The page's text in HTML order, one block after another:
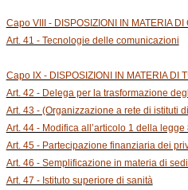
Capo VIII - DISPOSIZIONI IN MATERIA DI
Art. 41 - Tecnologie delle comunicazioni
Capo IX - DISPOSIZIONI IN MATERIA DI
Art. 42 - Delega per la trasformazione
Art. 43 - (Organizzazione a rete di istituti
Art. 44 - Modifica all’articolo 1 della
Art. 45 - Partecipazione finanziaria dei
Art. 46 - Semplificazione in materia di
Art. 47 - Istituto superiore di sanità